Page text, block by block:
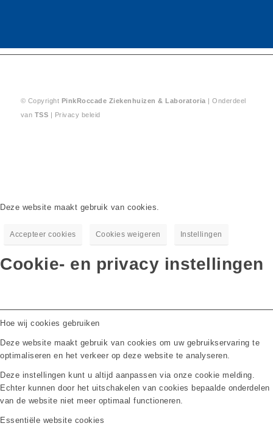
© Copyright PinkRoccade Ziekenhuizen & Laboratoria | Onderdeel
van TSS Privacy beleid
Deze website maakt gebruik van cookies.
Accepteer cookies Cookies weigeren Instellingen
Cookie- en privacy instellingen
Hoe wij cookies gebruiken
Deze website maakt gebruik van cookies om uw gebruikservaring te
optimaliseren en het verkeer op deze website te analyseren.
Deze instellingen kunt u altijd aanpassen via onze cookie melding.
Echter kunnen door het uitschakelen van cookies bepaalde onderdelen
van de website niet meer optimaal functioneren.
Essentiële website cookies